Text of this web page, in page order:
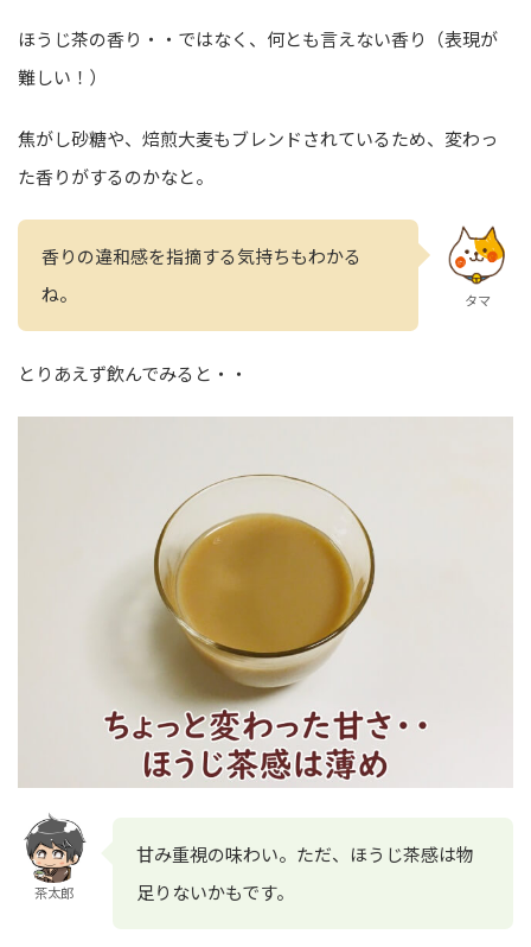
ほうじ茶の香り・・ではなく、何とも言えない香り（表現が
難しい！）
焦がし砂糖や、焙煎大麦もブレンドされているため、変わっ
た香りがするのかなと。
香りの違和感を指摘する気持ちもわかる
ね。
タマ
とりあえず飲んでみると・・
茶太郎
甘み重視の味わい。ただ、ほうじ茶感は物
足りないかもです。